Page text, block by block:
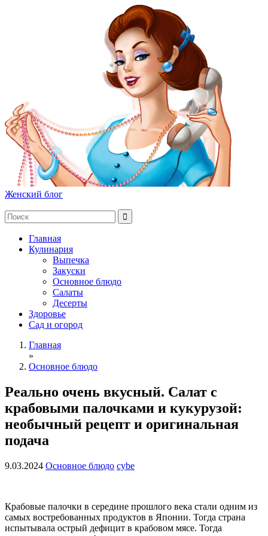
Женский блог
Главная
Кулинария
Выпечка
Закуски
Основное блюдо
Салаты
Десерты
Здоровье
Сад и огород
Главная
»
Основное блюдо
Реально очень вкусный. Салат с
крабовыми палочками и кукурузой:
необычный рецепт и оригинальная
подача
9.03.2024 Основное блюдо cybe
Крабовые палочки в середине прошлого века стали одним из
самых востребованных продуктов в Японии. Тогда страна
испытывала острый дефицит в крабовом мясе. Тогда